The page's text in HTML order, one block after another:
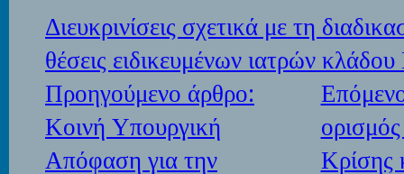
Διευκρινίσεις σχετικά με τη
θέσεις ειδικευμένων ιατρών
Προηγούμενο άρθρο:
Κοινή Υπουργική
Απόφαση για την
Κρίσης